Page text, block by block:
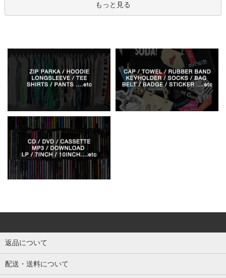
もっと見る
返品について
配送・送料について